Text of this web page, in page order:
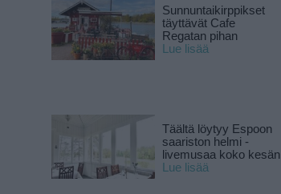
Sunnuntaikirppikset
täyttävät Cafe
Regatan pihan
Lue lisää
Täältä löytyy Espoon
saariston helmi -
livemusaa koko kesän
Lue lisää